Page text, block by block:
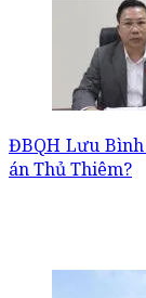
ĐBQH Lưu
án Thủ Thiêm?